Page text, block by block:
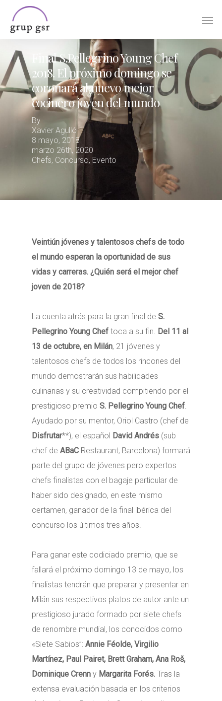
main
content
Final S.Pellegrino Young Chef
2018. El próximo domingo se
coronará al nuevo mejor
cocinero joven del mundo
By
Xavier Agulló
8 mayo, 2018
marzo 26th, 2020
Chefs, Concurso, Evento
Veintiún jóvenes y talentosos chefs de todo
el mundo esperan la oportunidad de sus
vidas y carreras. ¿Quién será el mejor chef
joven de 2018?
La cuenta atrás para la gran final de S.
Pellegrino Young Chef toca a su fin. Del 11 al
13 de octubre, en Milán, 21 jóvenes y
talentosos chefs de todos los rincones del
mundo demostrarán sus habilidades
culinarias y su creatividad compitiendo por el
prestigioso premio S. Pellegrino Young Chef.
Ayudado por su mentor, Oriol Castro (chef de
Disfrutar**), el español David Andrés (sub
chef de ABaC Restaurant, Barcelona) formará
parte del grupo de jóvenes pero expertos
chefs finalistas con el bagaje particular de
haber sido designado, en este mismo
certamen, ganador de la final ibérica del
concurso los últimos tres años.
Para ganar este codiciado premio, que se
fallará el próximo domingo 13 de mayo, los
finalistas tendrán que preparar y presentar en
Milán sus respectivos platos de autor ante un
prestigioso jurado formado por siete chefs
de renombre mundial, los conocidos como
«Siete Sabios”: Annie Féolde, Virgilio
Martínez, Paul Pairet, Brett Graham, Ana Roš,
Dominique Crenn y Margarita Forés. Tras la
extensa evaluación basada en los criterios